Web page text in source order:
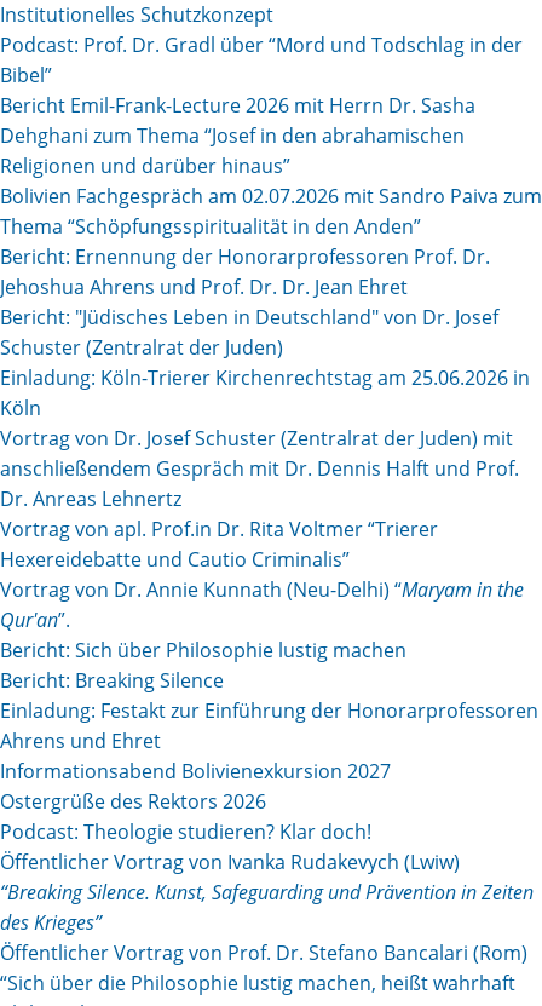
Institutionelles Schutzkonzept
Podcast: Prof. Dr. Gradl über “Mord und Todschlag in der
Bibel”
Bericht Emil-Frank-Lecture 2026 mit Herrn Dr. Sasha
Dehghani zum Thema “Josef in den abrahamischen
Religionen und darüber hinaus”
Bolivien Fachgespräch am 02.07.2026 mit Sandro Paiva zum
Thema “Schöpfungsspiritualität in den Anden”
Bericht: Ernennung der Honorarprofessoren Prof. Dr.
Jehoshua Ahrens und Prof. Dr. Dr. Jean Ehret
Bericht: "Jüdisches Leben in Deutschland" von Dr. Josef
Schuster (Zentralrat der Juden)
Einladung: Köln-Trierer Kirchenrechtstag am 25.06.2026 in
Köln
Vortrag von Dr. Josef Schuster (Zentralrat der Juden) mit
anschließendem Gespräch mit Dr. Dennis Halft und Prof.
Dr. Anreas Lehnertz
Vortrag von apl. Prof.in Dr. Rita Voltmer “Trierer
Hexereidebatte und Cautio Criminalis”
Vortrag von Dr. Annie Kunnath (Neu-Delhi) “Maryam in the
Qur'an”.
Bericht: Sich über Philosophie lustig machen
Bericht: Breaking Silence
Einladung: Festakt zur Einführung der Honorarprofessoren
Ahrens und Ehret
Informationsabend Bolivienexkursion 2027
Ostergrüße des Rektors 2026
Podcast: Theologie studieren? Klar doch!
Öffentlicher Vortrag von Ivanka Rudakevych (Lwiw)
“Breaking Silence. Kunst, Safeguarding und Prävention in Zeiten
des Krieges”
Öffentlicher Vortrag von Prof. Dr. Stefano Bancalari (Rom)
“Sich über die Philosophie lustig machen, heißt wahrhaft